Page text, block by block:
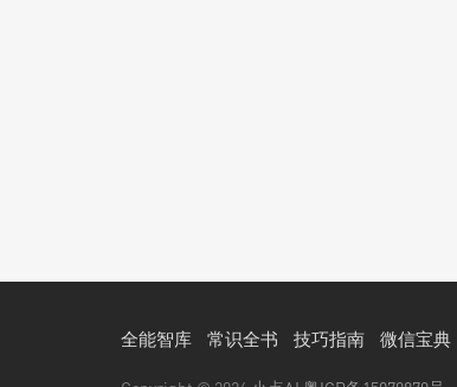
全能智库 常识全书 技巧指南 微信宝典